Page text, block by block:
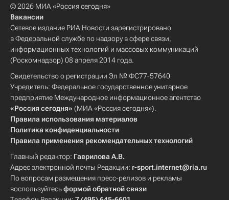
© 2026 МИА «Россия сегодня»
Вакансии
Сетевое издание РИА Новости зарегистрировано
в Федеральной службе по надзору в сфере связи,
информационных технологий и массовых коммуникаций
(Роскомнадзор) 08 апреля 2014 года.
Свидетельство о регистрации Эл № ФС77-57640
Учредитель: Федеральное государственное унитарное
предприятие Международное информационное агентство
«Россия сегодня» (МИА «Россия сегодня»).
Правила использования материалов
Политика конфиденциальности
Правила применения рекомендательных технологий
Главный редактор: Гаврилова А.В.
Адрес электронной почты Редакции: r-sport.internet@ria.ru
По вопросам размещения пресс-релизов и рекламы
воспользуйтесьформой обратной связи